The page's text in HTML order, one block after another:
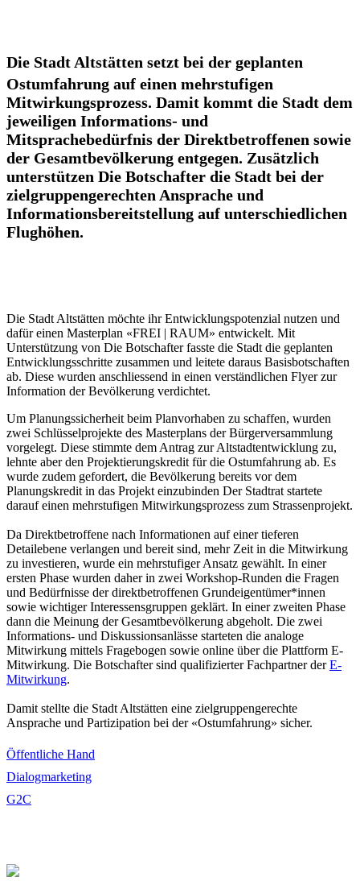
Die Stadt Altstätten setzt bei der geplanten
Ostumfahrung auf einen mehrstufigen
Mitwirkungsprozess. Damit kommt die Stadt dem
jeweiligen Informations- und
Mitsprachebedürfnis der Direktbetroffenen sowie
der Gesamtbevölkerung entgegen. Zusätzlich
unterstützen Die Botschafter die Stadt bei der
zielgruppengerechten Ansprache und
Informationsbereitstellung auf unterschiedlichen
Flughöhen.
Die Stadt Altstätten möchte ihr Entwicklungspotenzial nutzen und
dafür einen Masterplan «FREI | RAUM» entwickelt. Mit
Unterstützung von Die Botschafter fasste die Stadt die geplanten
Entwicklungsschritte zusammen und leitete daraus Basisbotschaften
ab. Diese wurden anschliessend in einen verständlichen Flyer zur
Information der Bevölkerung verdichtet.
Um Planungssicherheit beim Planvorhaben zu schaffen, wurden
zwei Schlüsselprojekte des Masterplans der Bürgerversammlung
vorgelegt. Diese stimmte dem Antrag zur Altstadtentwicklung zu,
lehnte aber den Projektierungskredit für die Ostumfahrung ab. Es
wurde zudem gefordert, die Bevölkerung bereits vor dem
Planungskredit in das Projekt einzubinden Der Stadtrat startete
darauf einen mehrstufigen Mitwirkungsprozess zum Strassenprojekt.
Da Direktbetroffene nach Informationen auf einer tieferen
Detailebene verlangen und bereit sind, mehr Zeit in die Mitwirkung
zu investieren, wurde ein mehrstufiger Ansatz gewählt. In einer
ersten Phase wurden daher in zwei Workshop-Runden die Fragen
und Bedürfnisse der direktbetroffenen Grundeigentümer*innen
sowie wichtiger Interessensgruppen geklärt. In einer zweiten Phase
dann die Meinung der Gesamtbevölkerung abgeholt. Die zwei
Informations- und Diskussionsanlässe starteten die analoge
Mitwirkung mittels Fragebogen sowie online über die Plattform E-
Mitwirkung. Die Botschafter sind qualifizierter Fachpartner derE-
Mitwirkung.
Damit stellte die Stadt Altstätten eine zielgruppengerechte
Ansprache und Partizipation bei der «Ostumfahrung» sicher.
Öffentliche Hand
Dialogmarketing
G2C